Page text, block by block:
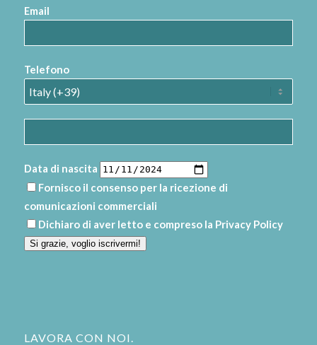
Email
Telefono
Data di nascita
Fornisco il consenso per la ricezione di
comunicazioni commerciali
Dichiaro di aver letto e compreso la Privacy Policy
Si grazie, voglio iscrivermi!
LAVORA CON NOI.